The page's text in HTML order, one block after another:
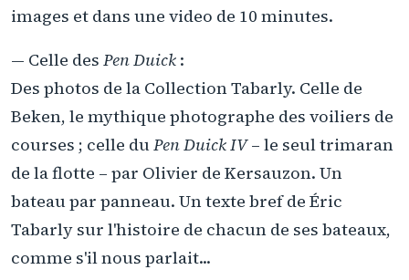
images et dans une video de 10 minutes.
— Celle des Pen Duick :
Des photos de la Collection Tabarly. Celle de
Beken, le mythique photographe des voiliers de
courses ; celle duPen Duick IV– le seul trimaran
de la flotte – par Olivier de Kersauzon. Un
bateau par panneau. Un texte bref de Éric
Tabarly sur l'histoire de chacun de ses bateaux,
comme s'il nous parlait...